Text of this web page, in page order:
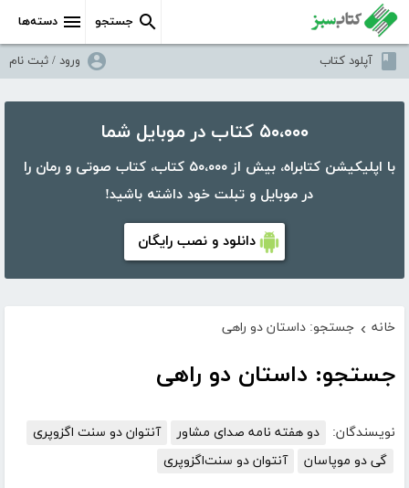
دسته‌ها جستجو
آپلود کتاب ورود / ثبت نام
۵۰،۰۰۰ کتاب در موبایل شما
با اپلیکیشن کتابراه، بیش از ۵۰،۰۰۰ کتاب، کتاب صوتی و رمان را
در موبایل و تبلت خود داشته باشید!
دانلود و نصب رایگان
خانه › جستجو: داستان دو راهی
جستجو: داستان دو راهی
نویسندگان: دو هفته نامه صدای مشاور
آنتوان دو سنت اگزوپری
گی دو موپاسان
آنتوان دو سنت‌اگزوپری